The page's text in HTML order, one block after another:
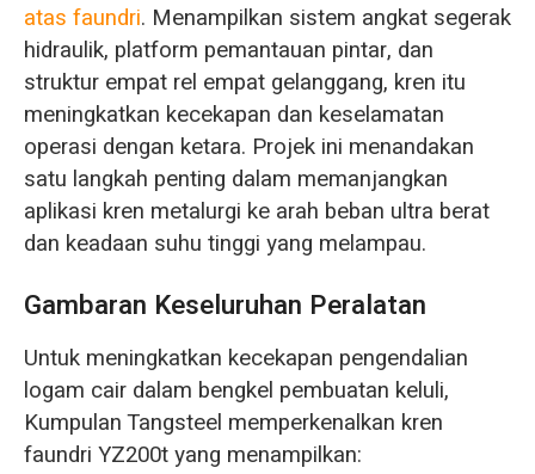
atas faundri. Menampilkan sistem angkat segerak
hidraulik, platform pemantauan pintar, dan
struktur empat rel empat gelanggang, kren itu
meningkatkan kecekapan dan keselamatan
operasi dengan ketara. Projek ini menandakan
satu langkah penting dalam memanjangkan
aplikasi kren metalurgi ke arah beban ultra berat
dan keadaan suhu tinggi yang melampau.
Gambaran Keseluruhan Peralatan
Untuk meningkatkan kecekapan pengendalian
logam cair dalam bengkel pembuatan keluli,
Kumpulan Tangsteel memperkenalkan kren
faundri YZ200t yang menampilkan: